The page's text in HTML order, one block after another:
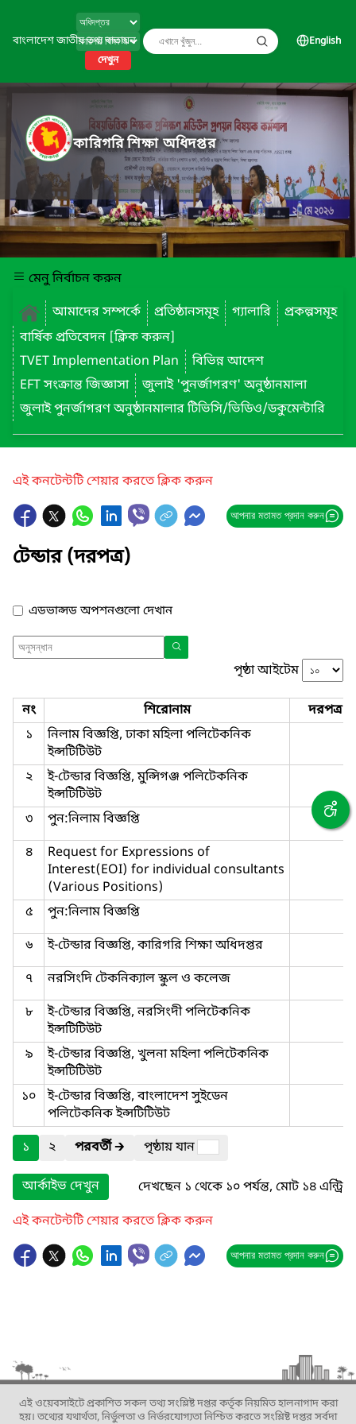
বাংলাদেশ জাতীয় তথ্য বাতায়ন
দেখুন
English
কারিগরি শিক্ষা অধিদপ্তর
মেনু নির্বাচন করুন
আমাদের সম্পর্কে
প্রতিষ্ঠানসমূহ গ্যালারি
প্রকল্পসমূহ
বার্ষিক প্রতিবেদন [ক্লিক করুন]
TVET Implementation Plan
বিভিন্ন আদেশ
EFT সংক্রান্ত জিজ্ঞাসা
জুলাই 'পুনর্জাগরণ' অনুষ্ঠানমালা
জুলাই পুনর্জাগরণ অনুষ্ঠানমালার টিভিসি/ভিডিও/ডকুমেন্টারি
এই কনটেন্টটি শেয়ার করতে ক্লিক করুন
আপনার মতামত প্রদান করুন
টেন্ডার (দরপত্র)
এডভান্সড অপশনগুলো দেখান
পৃষ্ঠা আইটেম
নং শিরোনাম
দরপত্র
১
নিলাম বিজ্ঞপ্তি, ঢাকা মহিলা পলিটেকনিক
ইন্সটিটিউট
২
ই-টেন্ডার বিজ্ঞপ্তি, মুন্সিগঞ্জ পলিটেকনিক
ইন্সটিটিউট
৩
পুন:নিলাম বিজ্ঞপ্তি
৪
Request for Expressions of
Interest(EOI) for individual consultants
(Various Positions)
৫
পুন:নিলাম বিজ্ঞপ্তি
৬
ই-টেন্ডার বিজ্ঞপ্তি, কারিগরি শিক্ষা অধিদপ্তর
৭
নরসিংদি টেকনিক্যাল স্কুল ও কলেজ
৮
ই-টেন্ডার বিজ্ঞপ্তি, নরসিংদী পলিটেকনিক
ইন্সটিটিউট
৯
ই-টেন্ডার বিজ্ঞপ্তি, খুলনা মহিলা পলিটেকনিক
ইন্সটিটিউট
১০
ই-টেন্ডার বিজ্ঞপ্তি, বাংলাদেশ সুইডেন
পলিটেকনিক ইন্সটিটিউট
১
২ পরবর্তী🡲 পৃষ্ঠায় যান
আর্কাইভ দেখুন
দেখছেন ১ থেকে ১০ পর্যন্ত, মোট ১৪ এন্ট্রি
এই কনটেন্টটি শেয়ার করতে ক্লিক করুন
আপনার মতামত প্রদান করুন
এই ওয়েবসাইটে প্রকাশিত সকল তথ্য সংশ্লিষ্ট দপ্তর কর্তৃক নিয়মিত হালনাগাদ করা
হয়। তথ্যের যথার্থতা, নির্ভুলতা ও নির্ভরযোগ্যতা নিশ্চিত করতে সংশ্লিষ্ট দপ্তর সর্বদা